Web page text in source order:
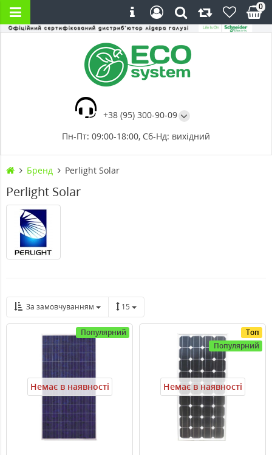
+38 (95) 300-90-09
Пн-Пт: 09:00-18:00, Сб-Нд: вихідний
0
Бренд Perlight Solar
Perlight Solar
За замовчуванням 15
Популярний
Немає в наявності
Топ
Популярний
Немає в наявності